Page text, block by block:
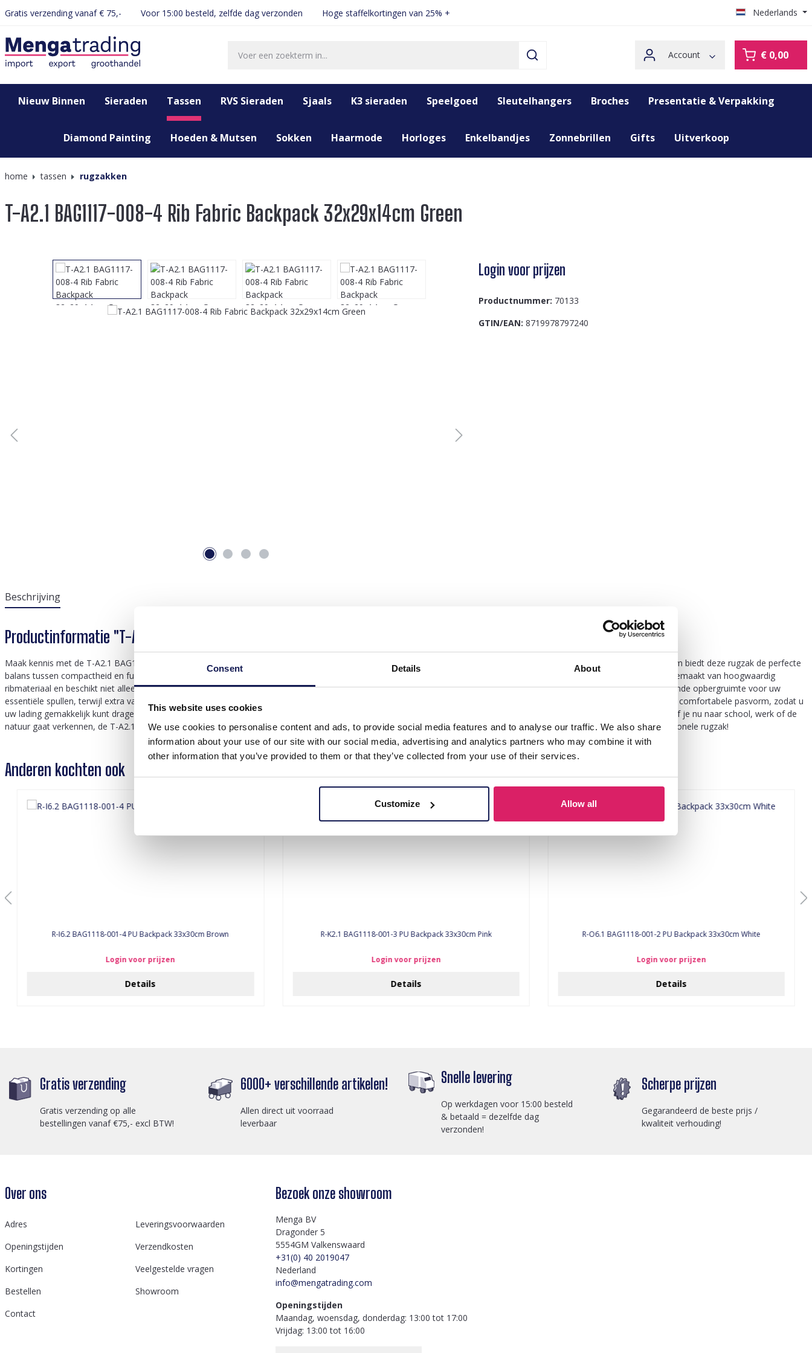
Consent Details About
This website uses cookies
We use cookies to personalise content and ads, to provide social media features and to analyse our traffic. We also share
information about your use of our site with our social media, advertising and analytics partners who may combine it with
other information that you’ve provided to them or that they’ve collected from your use of their services.
Customize Allow all
Ga naar de hoofdnavigatie
Gratis verzending vanaf € 75,- Voor 15:00 besteld, zelfde dag verzonden Hoge staffelkortingen van 25% + Nederlands
Account € 0,00
Nieuw Binnen Sieraden Tassen RVS Sieraden Sjaals K3 sieraden Speelgoed Sleutelhangers Broches Presentatie & Verpakking
Diamond Painting Hoeden & Mutsen Sokken Haarmode Horloges Enkelbandjes Zonnebrillen Gifts Uitverkoop
home tassen rugzakken
T-A2.1 BAG1117-008-4 Rib Fabric Backpack 32x29x14cm Green
Afbeeldingengalerij overslaan Login voor prijzen
Productnummer: 70133
GTIN/EAN: 8719978797240
Beschrijving
Productinformatie "T-A2.1 BAG1117-008-4 Rib Fabric Backpack 32x29x14cm Green"
Maak kennis met de T-A2.1 BAG1117-008-4 rugzak van ribstof in een levendige groene tint, ontworpen voor zowel stijl als functionaliteit. Met een afmeting van 32x29x14 cm biedt deze rugzak de perfecte
balans tussen compactheid en functionaliteit, waardoor hij een ideale metgezel is voor dagelijks woon-werkverkeer, buitenavonturen of informele uitstapjes. De rugzak is gemaakt van hoogwaardig
ribmateriaal en beschikt niet alleen over duurzaamheid, maar heeft ook een gestructureerde afwerking die een vleugje verfijning toevoegt. Het ruime hoofdvak biedt voldoende opbergruimte voor uw
essentiële spullen, terwijl extra vakken ervoor zorgen dat uw spullen georganiseerd en gemakkelijk toegankelijk blijven. De verstelbare gewatteerde riemen zorgen voor een comfortabele pasvorm, zodat u
uw lading gemakkelijk kunt dragen. De opvallende groene kleur voegt een vleugje frisheid toe aan je outfit, waardoor het een veelzijdig accessoire is voor elke garderobe. Of je nu naar school, werk of de
natuur gaat verkennen, de T-A2.1 Rib Fabric-rugzak is de perfecte mix van stijl, comfort en functionaliteit. Upgrade vandaag nog je accessoirespel met deze chique en functionele rugzak!
Anderen kochten ook
R-I6.2 BAG1118-001-4 PU Backpack 33x30cm Brown
Login voor prijzen
Details
R-K2.1 BAG1118-001-3 PU Backpack 33x30cm Pink
Login voor prijzen
Details
R-O6.1 BAG1118-001-2 PU Backpack 33x30cm White
Login voor prijzen
Details
Gratis verzending
Gratis verzending op alle
bestellingen vanaf €75,- excl BTW!
6000+ verschillende artikelen!
Allen direct uit voorraad
leverbaar
Snelle levering
Op werkdagen voor 15:00 besteld
& betaald = dezelfde dag
verzonden!
Scherpe prijzen
Gegarandeerd de beste prijs /
kwaliteit verhouding!
Over ons
Adres
Leveringsvoorwaarden
Openingstijden
Verzendkosten
Kortingen
Veelgestelde vragen
Bestellen
Showroom
Contact
Bezoek onze showroom
Menga BV
Dragonder 5
5554GM Valkenswaard
+31(0) 40 2019047
Nederland
info@mengatrading.com
Openingstijden
Maandag, woensdag, donderdag: 13:00 tot 17:00
Vrijdag: 13:00 tot 16:00